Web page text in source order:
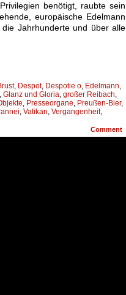
benötigt, raubte sein
europäische Edelmann
Jahrhunderte und über alle
, Despot, Despotie o, Edelmann,
, Glanz und Gloria, großer Reibach,
, Presseorgane, Preußen-Bier,
, Vatikan, Vergangenheit,
Comment